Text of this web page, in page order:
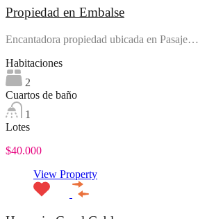
Propiedad en Embalse
Encantadora propiedad ubicada en Pasaje…
Habitaciones
2
Cuartos de baño
1
Lotes
$40.000
View Property